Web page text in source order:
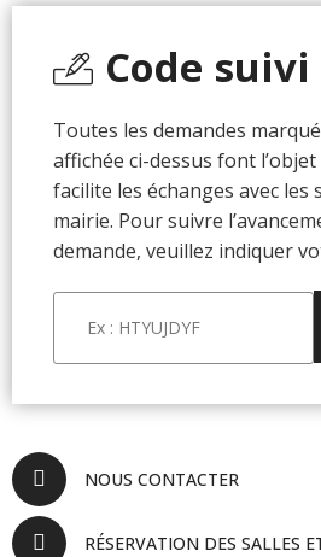
Code suivi
Toutes les demandes
affichée ci-dessus font l’objet
facilite les échanges avec les
mairie. Pour suivre
demande, veuillez indiquer
NOUS CONTACTER
RÉSERVATION DES SALLES